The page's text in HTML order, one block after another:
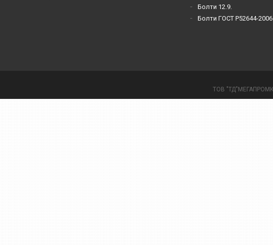
Болти 12.9.
Болти ГОСТ Р52644-2006